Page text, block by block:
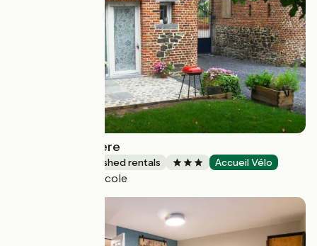
La petite frontière
Lodgings and furnished rentals Accueil Vélo
Villers-Sire-Nicole